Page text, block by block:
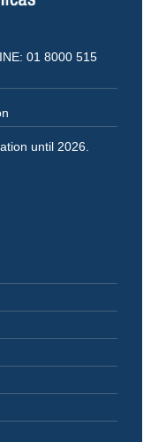
01 8000 515
until 2026.